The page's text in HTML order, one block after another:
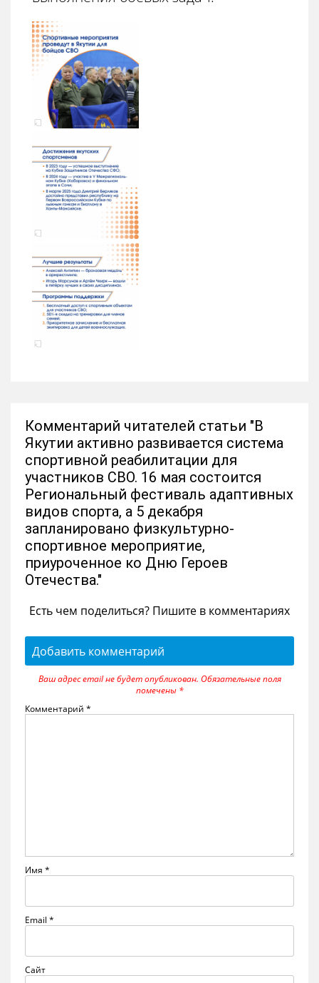
Комментарий читателей статьи "В
Якутии активно развивается система
спортивной реабилитации для
участников СВО. 16 мая состоится
Региональный фестиваль адаптивных
видов спорта, а 5 декабря
запланировано физкультурно-
спортивное мероприятие,
приуроченное ко Дню Героев
Отечества."
Есть чем поделиться? Пишите в комментариях
Добавить комментарий
Ваш адрес email не будет опубликован. Обязательные поля
помечены *
Комментарий *
Имя *
Email *
Сайт